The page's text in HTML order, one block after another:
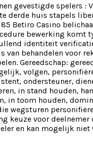
gevestigde spelers :
derde huis stapels
Betiro Casino
bewerking komt
identiteit
van behandelen voor
Gereedschap:
volgen,
ondersteuner,
in stand houden,
in toom houden,
wegsturen
keuze voor deelnemer
en kan mogelijk